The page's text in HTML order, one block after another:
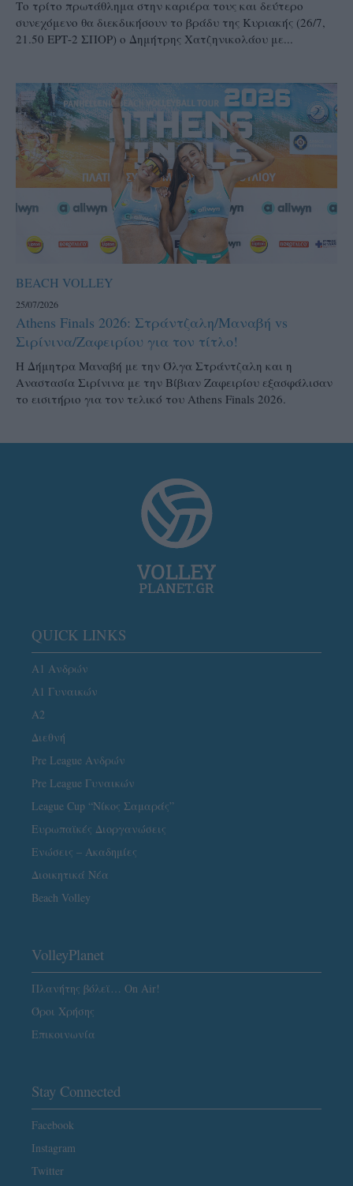
Το τρίτο πρωτάθλημα στην καριέρα τους και δεύτερο
συνεχόμενο θα διεκδικήσουν το βράδυ της Κυριακής (26/7,
21.50 ΕΡΤ-2 ΣΠΟΡ) ο Δημήτρης Χατζηνικολάου με...
BEACH VOLLEY
25/07/2026
Athens Finals 2026: Στράντζαλη/Μαναβή vs
Σιρίνινα/Ζαφειρίου για τον τίτλο!
H Δήμητρα Μαναβή με την Όλγα Στράντζαλη και η
Αναστασία Σιρίνινα με την Βίβιαν Ζαφειρίου εξασφάλισαν
το εισιτήριο για τον τελικό του Athens Finals 2026.
QUICK LINKS
Α1 Ανδρών
Α1 Γυναικών
A2
Διεθνή
Pre League Ανδρών
Pre League Γυναικών
League Cup “Νίκος Σαμαράς”
Ευρωπαϊκές Διοργανώσεις
Ενώσεις – Ακαδημίες
Διοικητικά Νέα
Beach Volley
VolleyPlanet
Πλανήτης βόλεϊ… On Air!
Όροι Χρήσης
Επικοινωνία
Stay Connected
Facebook
Instagram
Twitter